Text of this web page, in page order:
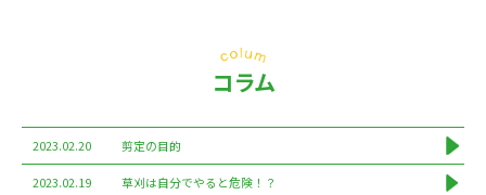
コラム
2023.02.20 剪定の目的
2023.02.19 草刈は自分でやると危険！？